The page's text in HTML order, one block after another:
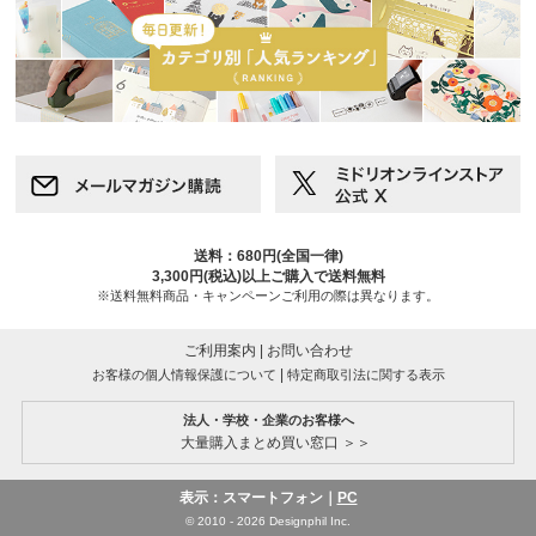
送料：680円(全国一律)
3,300円(税込)以上ご購入で送料無料
※送料無料商品・キャンペーンご利用の際は異なります。
ご利用案内 お問い合わせ
お客様の個人情報保護について 特定商取引法に関する表示
法人・学校・企業のお客様へ
大量購入まとめ買い窓口 ＞＞
表示：スマートフォン｜ PC
© 2010 - 2026 Designphil Inc.